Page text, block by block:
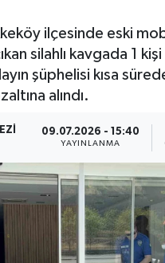
ilçesinde eski
silahlı kavgada 1 kişi
şüphelisi kısa
alındı.
09.07.2026 - 15:40
YAYINLANMA